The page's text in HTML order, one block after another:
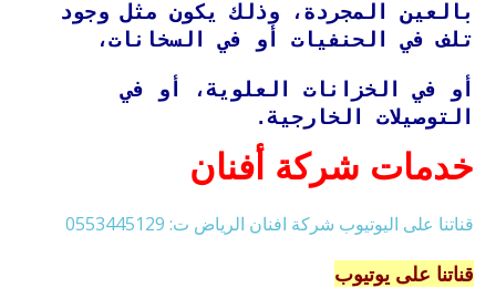
بالعين المجردة، وذلك يكون مثل وجود
تلف في الحنفيات أو في السخانات،
أو في الخزانات العلوية، أو في
التوصيلات الخارجية.
خدمات شركة أفنان
قناتنا على اليوتيوب شركة افنان الرياض ت: 0553445129
قناتنا على يوتيوب